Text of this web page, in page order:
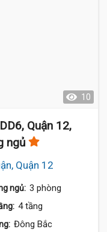
10
Quận 12,
ngủ
Quận 12
ngủ: 3 phòng
4 tầng
Đông Bắc